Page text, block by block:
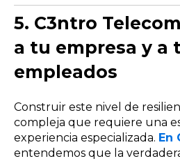
5. C3ntro
a tu empresa y a
empleados
Construir este nivel de
compleja que requiere una
experiencia especializada. En
entendemos que la